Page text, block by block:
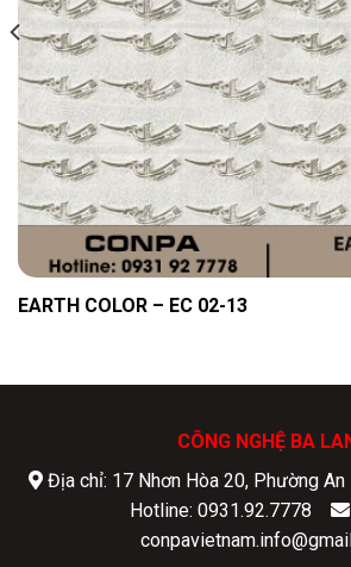
EARTH COLOR – EC 02-13
CÔNG NGHỆ BA
Địa chỉ: 17 Nhơn Hòa 20, Phường
Hotline: 0931.92.7778